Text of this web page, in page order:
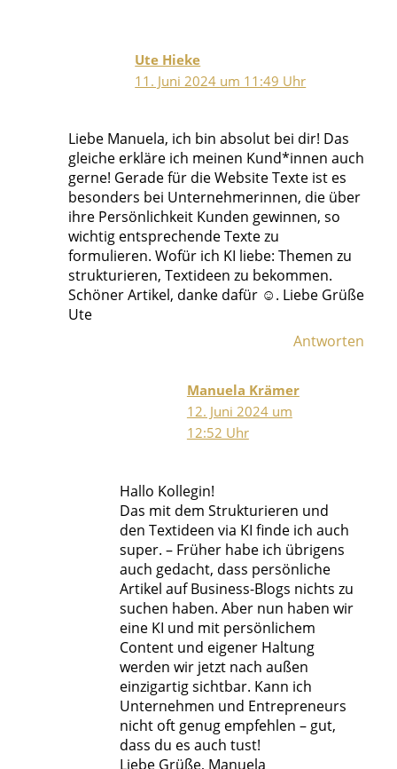
Ute Hieke
11. Juni 2024 um 11:49 Uhr
Liebe Manuela, ich bin absolut bei dir! Das
gleiche erkläre ich meinen Kund*innen auch
gerne! Gerade für die Website Texte ist es
besonders bei Unternehmerinnen, die über
ihre Persönlichkeit Kunden gewinnen, so
wichtig entsprechende Texte zu
formulieren. Wofür ich KI liebe: Themen zu
strukturieren, Textideen zu bekommen.
Schöner Artikel, danke dafür ☺️. Liebe Grüße
Ute
Antworten
Manuela Krämer
12. Juni 2024 um
12:52 Uhr
Hallo Kollegin!
Das mit dem Strukturieren und
den Textideen via KI finde ich auch
super. – Früher habe ich übrigens
auch gedacht, dass persönliche
Artikel auf Business-Blogs nichts zu
suchen haben. Aber nun haben wir
eine KI und mit persönlichem
Content und eigener Haltung
werden wir jetzt nach außen
einzigartig sichtbar. Kann ich
Unternehmen und Entrepreneurs
nicht oft genug empfehlen – gut,
dass du es auch tust!
Liebe Grüße, Manuela